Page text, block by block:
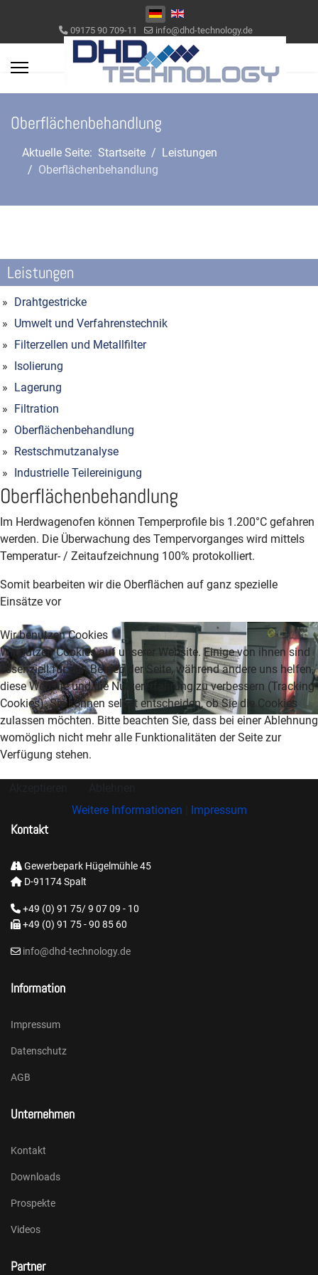
Sprache auswählen
09175 90 709-11 info@dhd-technology.de
Oberflächenbehandlung
Aktuelle Seite: Startseite
Leistungen
Oberflächenbehandlung
Leistungen
Drahtgestricke
Umwelt und Verfahrenstechnik
Filterzellen und Metallfilter
Isolierung
Lagerung
Filtration
Oberflächenbehandlung
Restschmutzanalyse
Industrielle Teilereinigung
Oberflächenbehandlung
Im Herdwagenofen können Temperprofile bis 1.200°C gefahren
werden. Die Überwachung des Tempervorganges wird mittels
Temperatur- / Zeitaufzeichnung 100% protokolliert.
Somit bearbeiten wir die Oberflächen auf ganz spezielle
Einsätze vor
Kontakt
Gewerbepark Hügelmühle 45
D-91174 Spalt
+49 (0) 91 75/ 9 07 09 - 10
+49 (0) 91 75 - 90 85 60
info@dhd-technology.de
Information
Impressum
Datenschutz
AGB
Unternehmen
Kontakt
Downloads
Prospekte
Videos
Partner
Wir benutzen Cookies
Wir nutzen Cookies auf unserer Website. Einige von ihnen sind
essenziell für den Betrieb der Seite, während andere uns helfen,
diese Website und die Nutzererfahrung zu verbessern (Tracking
Cookies). Sie können selbst entscheiden, ob Sie die Cookies
zulassen möchten. Bitte beachten Sie, dass bei einer Ablehnung
womöglich nicht mehr alle Funktionalitäten der Seite zur
Verfügung stehen.
Weitere Informationen
Impressum